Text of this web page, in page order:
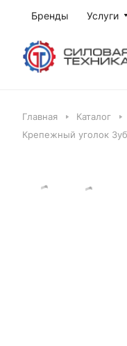
Бренды Услуги
Главная Каталог
Крепежный уголок